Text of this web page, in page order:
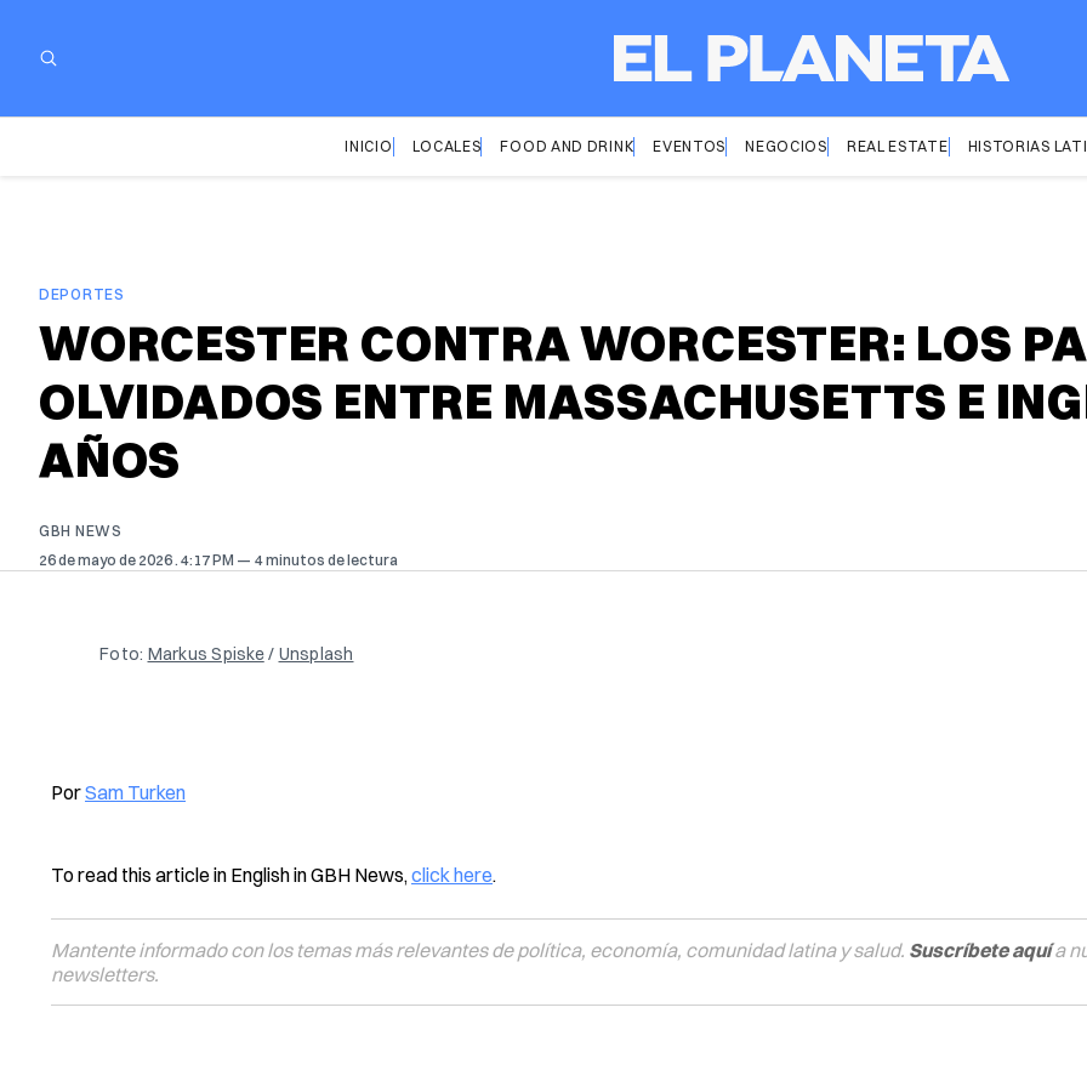
INICIO LOCALES FOOD AND DRINK EVENTOS NEGOCIOS REAL ESTATE HISTORIAS
DEPORTES
WORCESTER CONTRA WORCESTER: LOS
OLVIDADOS ENTRE MASSACHUSETTS E
AÑOS
GBH NEWS
26 de mayo de 2026 . 4:17 PM 4 minutos de lectura
Foto: Markus Spiske / Unsplash
PorSam Turken
To read this article in English in GBH News, click here.
Mantente informado con los temas más relevantes de política, economía, comunidad latina y salud. Suscríbete aquía
newsletters.